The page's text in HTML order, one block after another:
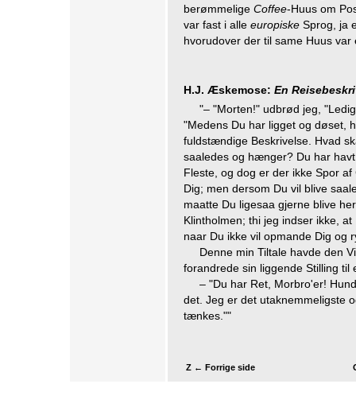
berømmelige Coffee-Huus om
var fast i alle europiskeSprog, ja
hvorudover der til same Huus
H.J. Æskemose: En
"– "Morten!" udbrød jeg,
"Medens Du har ligget og døset,
fuldstændige Beskrivelse. Hvad
saaledes og hænger? Du har
Fleste, og dog er der ikke Spor
Dig; men dersom Du vil blive
maatte Du ligesaa gjerne blive
Klintholmen; thi jeg indser ikke,
naar Du ikke vil opmande Dig og
Denne min Tiltale havde den
forandrede sin liggende Stilling til
– "Du har Ret, Morbro'er!
det. Jeg er det utaknemmeligste
tænkes.""
Z ← Forrige side